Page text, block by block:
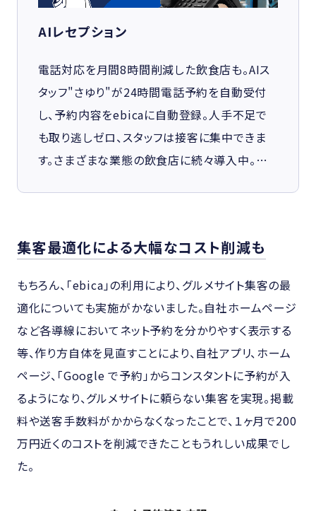
AIレセプション
電話対応を月間8時間削減した飲食店も。AIス
タッフ"さゆり"が24時間電話予約を自動受付
し、予約内容をebicaに自動登録。人手不足で
も取り逃しゼロ、スタッフは接客に集中できま
す。さまざまな業態の飲食店に続々導入中。…
集客最適化による大幅なコスト削減も
もちろん、「ebica」の利用により、グルメサイト集客の最
適化についても実施がかないました。自社ホームページ
など各導線においてネット予約を分かりやすく表示する
等、作り方自体を見直すことにより、自社アプリ、ホーム
ページ、「Google で予約」からコンスタントに予約が入
るようになり、グルメサイトに頼らない集客を実現。掲載
料や送客手数料がかからなくなったことで、１ヶ月で200
万円近くのコストを削減できたこともうれしい成果でし
た。